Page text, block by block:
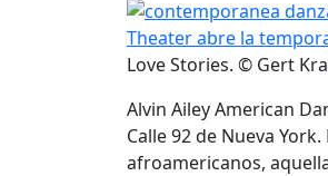
Love Stories. © Gert
Alvin Ailey American
Calle 92 de Nueva
afroamericanos,